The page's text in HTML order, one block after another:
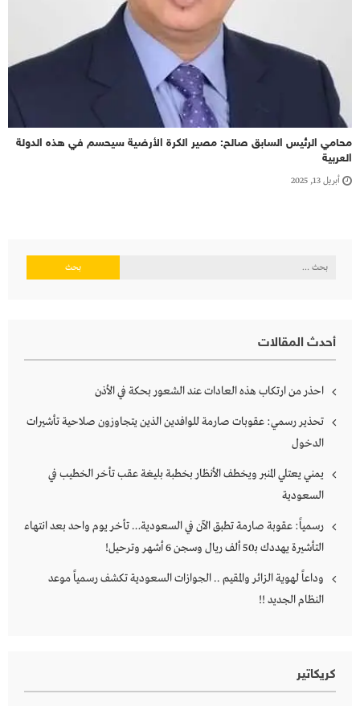
محامي الرئيس السابق صالح: مصير الكرة الأرضية سيحسم في هذه الدولة
العربية
أبريل 13, 2025
البحث
أحدث المقالات
احذر من ارتكاب هذه العادات عند الشعور بحكة في الأذن
تحذير رسمي: عقوبات صارمة للوافدين الذين يتجاوزون صلاحية تأشيرات
الدخول
يمني يعتلي المنبر ويخطف الأنظار بخطبة بليغة عقب تأخر الخطيب في
السعودية
رسمياً: عقوبة صارمة تطبق الآن في السعودية… تأخر يوم واحد بعد انتهاء
التأشيرة يهددك بـ50 ألف ريال وسجن 6 أشهر وترحيل!
وداعاً لهوية الزائر والمقيم .. الجوازات السعودية تكشف رسمياً موعد
النظام الجديد !!
كريكاتير